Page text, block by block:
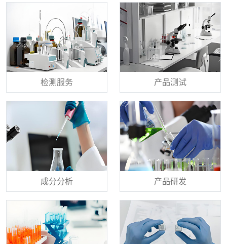
检测服务 产品测试
成分分析 产品研发